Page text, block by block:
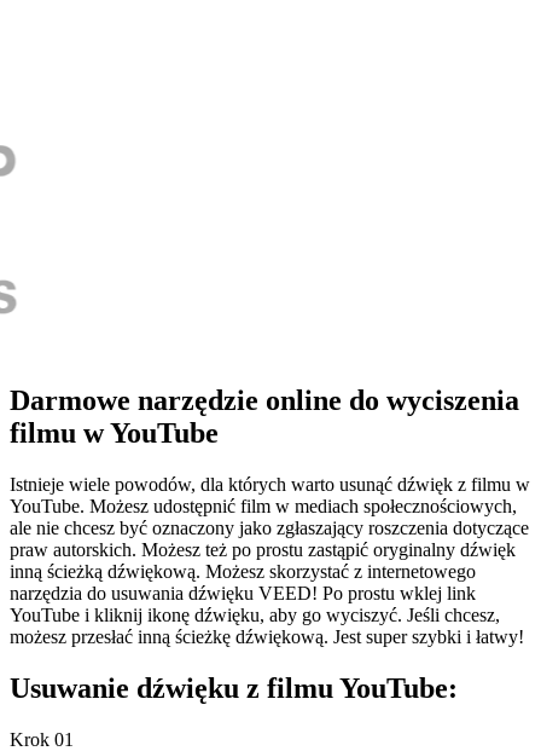
Darmowe narzędzie online do wyciszenia
filmu w YouTube
Istnieje wiele powodów, dla których warto usunąć dźwięk z filmu w
YouTube. Możesz udostępnić film w mediach społecznościowych,
ale nie chcesz być oznaczony jako zgłaszający roszczenia dotyczące
praw autorskich. Możesz też po prostu zastąpić oryginalny dźwięk
inną ścieżką dźwiękową. Możesz skorzystać z internetowego
narzędzia do usuwania dźwięku VEED! Po prostu wklej link
YouTube i kliknij ikonę dźwięku, aby go wyciszyć. Jeśli chcesz,
możesz przesłać inną ścieżkę dźwiękową. Jest super szybki i łatwy!
Usuwanie dźwięku z filmu YouTube:
Krok 01